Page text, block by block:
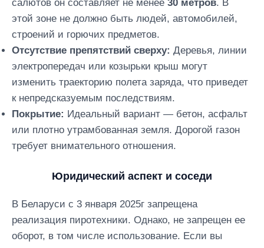
салютов он составляет не менее 30 метров. В
этой зоне не должно быть людей, автомобилей,
строений и горючих предметов.
Отсутствие препятствий сверху: Деревья, линии
электропередач или козырьки крыш могут
изменить траекторию полета заряда, что приведет
к непредсказуемым последствиям.
Покрытие: Идеальный вариант — бетон, асфальт
или плотно утрамбованная земля. Дорогой газон
требует внимательного отношения.
Юридический аспект и соседи
В Беларуси с 3 января 2025г запрещена
реализация пиротехники. Однако, не запрещен ее
оборот, в том числе использование. Если вы